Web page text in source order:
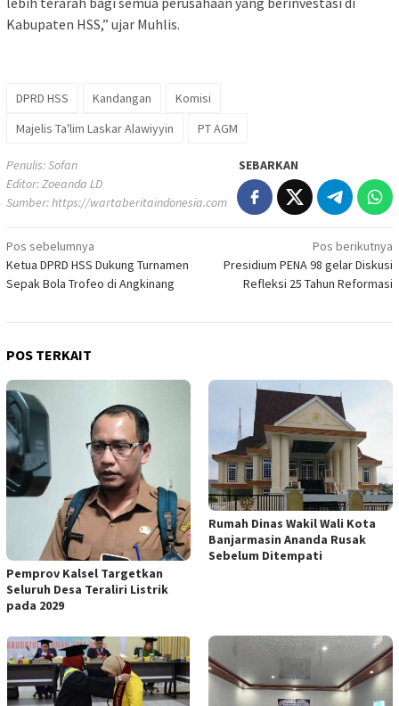
Kabupaten HSS,” ujar Muhlis.
DPRD HSS Kandangan
Komisi
Majelis Ta'lim Laskar Alawiyyin
PT AGM
Penulis: Sofan
Editor: Zoeanda LD
Sumber:https://wartaberitaindonesia.com
SEBARKAN
Navigasi
pos
Pos sebelumnya
Ketua DPRD HSS Dukung Turnamen
Sepak Bola Trofeo di Angkinang
Pos berikutnya
Presidium PENA 98 gelar Diskusi
Refleksi 25 Tahun Reformasi
POS TERKAIT
Pemprov Kalsel Targetkan
Seluruh Desa Teraliri Listrik
pada 2029
Rumah Dinas Wakil Wali Kota
Banjarmasin Ananda Rusak
Sebelum Ditempati